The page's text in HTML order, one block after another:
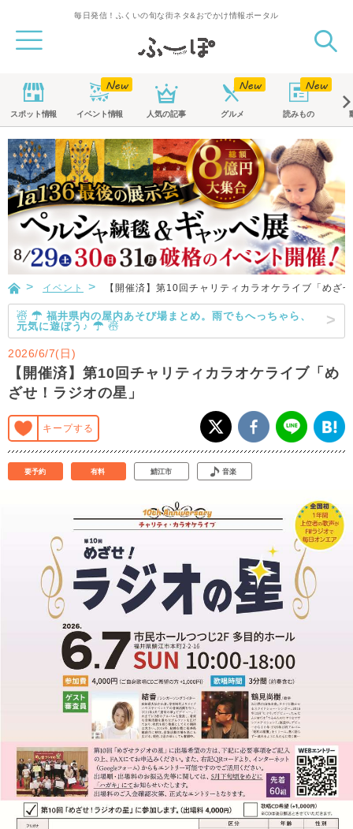
毎日発信！ふくいの旬な街ネタ&おでかけ情報ポータル
スポット情報 イベント情報 人気の記事 グルメ 読みもの
イベント 【開催済】第10回チャリティカラオケライブ「めざ
☃ ☂ 福井県内の屋内あそび場まとめ。雨でもへっちゃら、
元気に遊ぼう♪ ☂ ☃
2026/6/7(日)
【開催済】第10回チャリティカラオケライブ「め
ざせ！ラジオの星」
キープする
要予約 有料 鯖江市 音楽